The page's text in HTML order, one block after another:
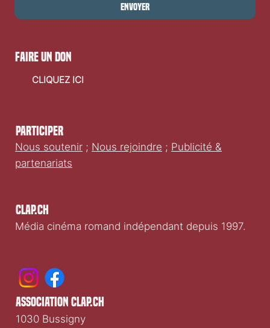
Envoyer
Clap.ch
Média cinéma romand indépendant depuis 1997.
Participer
Nous soutenir ; Nous rejoindre ; Publicité &
partenariats
faire un don
CLIQUEZ ICI
association clap.ch
1030 Bussigny